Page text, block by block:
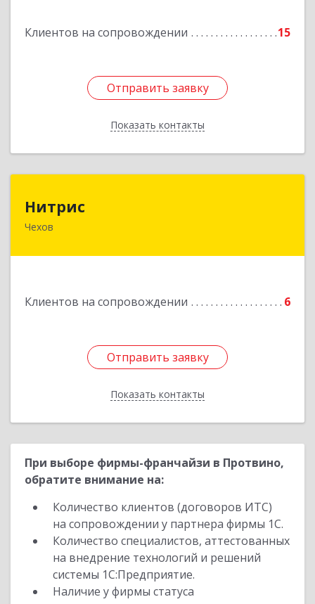
Клиентов на сопровождении 15
Отправить заявку
Показать контакты
Отправить заявку
Назад
Нитрис
Чехов
Клиентов на сопровождении 6
Отправить заявку
Показать контакты
142350, Московская обл, Чехов м.о., Столбовая
Отправить заявку
Назад
При выборе фирмы-франчайзи в Протвино,
обратите внимание на:
Количество клиентов (договоров ИТС)
на сопровождении у партнера фирмы 1С.
Количество специалистов, аттестованных
на внедрение технологий и решений
системы 1С:Предприятие.
Наличие у фирмы статуса